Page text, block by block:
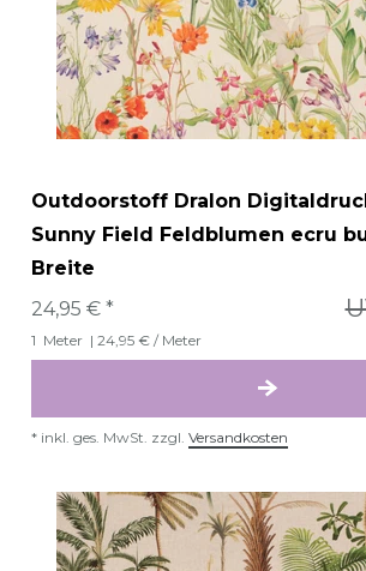
Outdoorstoff Dralon
Sunny Field Feldblumen ecru
Breite
24,95 € *
1 Meter | 24,95 € / Meter
* inkl. ges. MwSt. zzgl. Versandkosten